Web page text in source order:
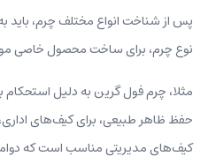
پس از شناخت انواع مختلف چرم، باید
نوع چرم، برای ساخت محصول خاصی
مثلا، چرم فول گرین به دلیل استحکام
حفظ ظاهر طبیعی، برای کیف‌های
کیف‌های مدیریتی مناسب است که